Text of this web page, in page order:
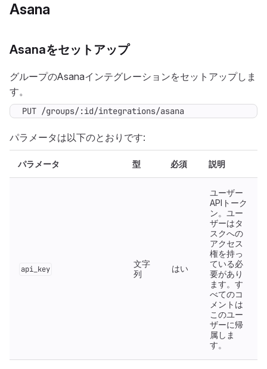
Asana
Asanaをセットアップ
グループのAsanaインテグレーションをセットアップしま
す。
PUT /groups/:id/integrations/asana
パラメータは以下のとおりです:
パラメータ 型 必須 説明
api_key
文字
列
はい
ユーザー
APIトーク
ン。ユー
ザーはタ
スクへの
アクセス
権を持っ
ている必
要があり
ます。す
べてのコ
メントは
このユー
ザーに帰
属しま
す。